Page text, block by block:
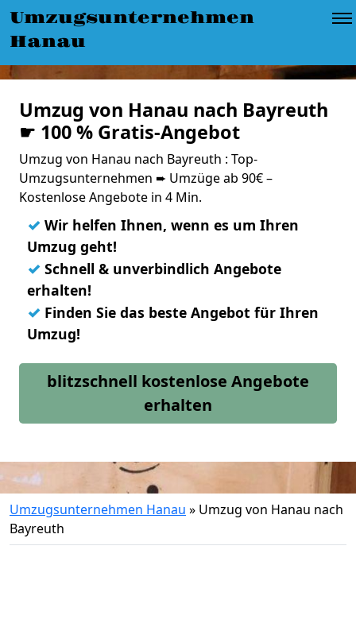
Umzugsunternehmen
Hanau
Umzug von Hanau nach Bayreuth
☛ 100 % Gratis-Angebot
Umzug von Hanau nach Bayreuth : Top-
Umzugsunternehmen ➨ Umzüge ab 90€ –
Kostenlose Angebote in 4 Min.
✓ Wir helfen Ihnen, wenn es um Ihren
Umzug geht!
✓ Schnell & unverbindlich Angebote
erhalten!
✓ Finden Sie das beste Angebot für Ihren
Umzug!
blitzschnell kostenlose Angebote
erhalten
Umzugsunternehmen Hanau » Umzug von Hanau nach
Bayreuth